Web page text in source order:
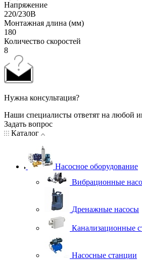
Напряжение
220/230В
Монтажная длина (мм)
180
Количество скоростей
8
Нужна консультация?
Наши специалисты ответят на любой
Задать вопрос
Каталог
Насосное оборудование
Вибрационные
Дренажные насосы
Канализационные
Насосные станции